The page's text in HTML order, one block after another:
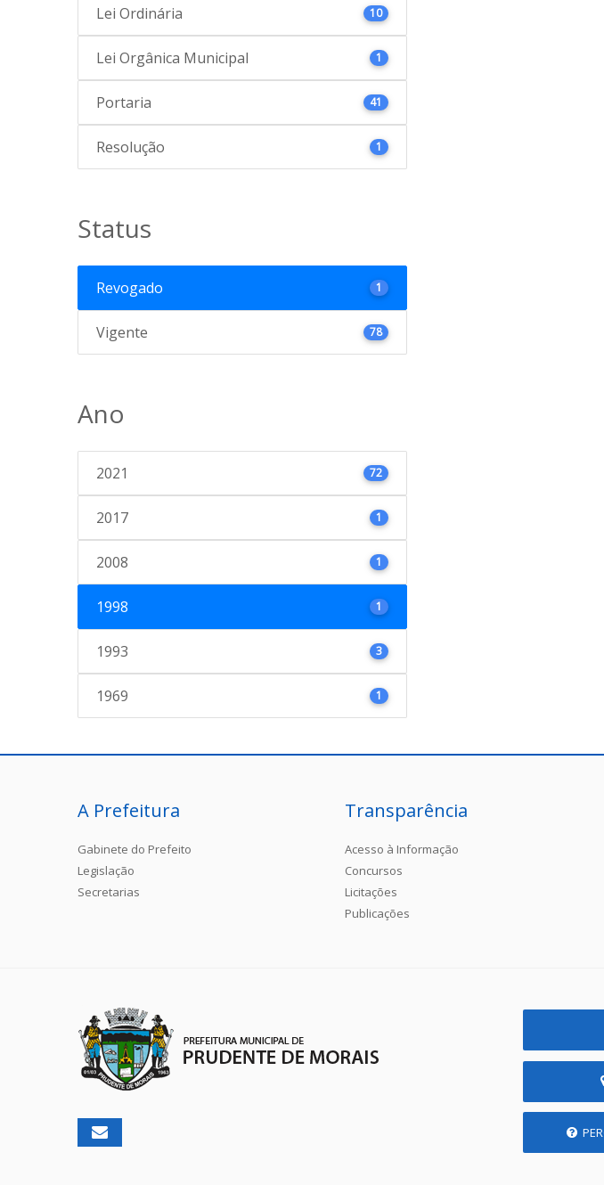
Lei Ordinária 10
Lei Orgânica Municipal 1
Portaria 41
Resolução 1
Status
Revogado 1
Vigente 78
Ano
2021 72
2017 1
2008 1
1998 1
1993 3
1969 1
A Prefeitura
Gabinete do Prefeito
Legislação
Secretarias
Transparência
Acesso à Informação
Concursos
Licitações
Publicações